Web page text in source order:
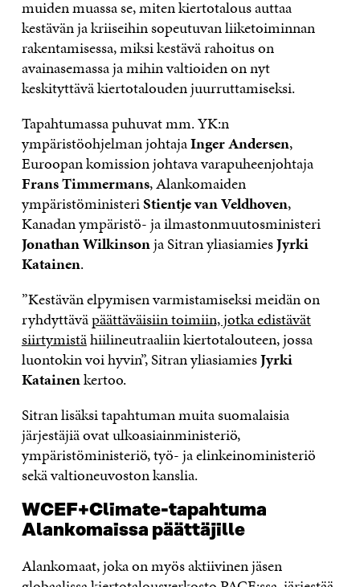
muiden muassa se, miten kiertotalous auttaa
kestävän ja kriiseihin sopeutuvan liiketoiminnan
rakentamisessa, miksi kestävä rahoitus on
avainasemassa ja mihin valtioiden on nyt
keskityttävä kiertotalouden juurruttamiseksi.
Tapahtumassa puhuvat mm. YK:n
ympäristöohjelman johtajaInger Andersen,
Euroopan komission johtava varapuheenjohtaja
Frans Timmermans, Alankomaiden
ympäristöministeriStientje van Veldhoven,
Kanadan ympäristö- ja ilmastonmuutosministeri
Jonathan Wilkinsonja Sitran yliasiamiesJyrki
Katainen.
”Kestävän elpymisen varmistamiseksi meidän on
ryhdyttäväpäättäväisiin toimiin, jotka edistävät
siirtymistähiilineutraaliin kiertotalouteen, jossa
luontokin voi hyvin”, Sitran yliasiamiesJyrki
Katainenkertoo.
Sitran lisäksi tapahtuman muita suomalaisia
järjestäjiä ovat ulkoasiainministeriö,
ympäristöministeriö, työ- ja elinkeinoministeriö
sekä valtioneuvoston kanslia.
WCEF+Climate-tapahtuma
Alankomaissa päättäjille
Alankomaat, joka on myös aktiivinen jäsen